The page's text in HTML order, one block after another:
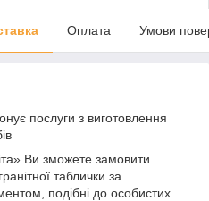
Оплата Умови
послуги з виготовлення
Ви зможете замовити
таблички за
подібні до особистих